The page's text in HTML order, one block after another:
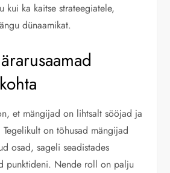
kui ka kaitse strateegiatele,
dünaamikat.
et mängijad on lihtsalt sööjad ja
on tõhusad mängijad
osad, sageli seadistades
punktideni. Nende roll on palju